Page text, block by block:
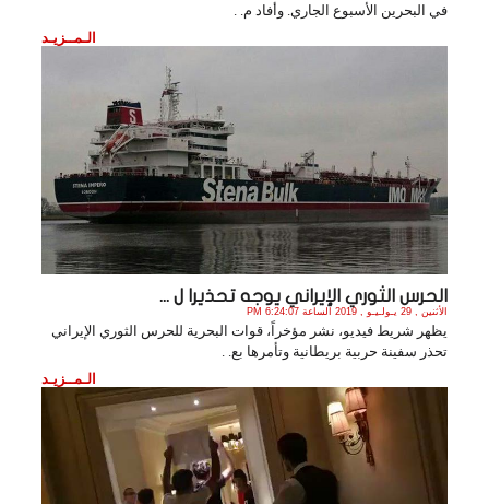
في البحرين الأسبوع الجاري. وأفاد م. .
الـمــزيـد
الحرس الثوري الإيراني يوجه تحذيرا ل ...
الأثنين , 29 يـولـيـو , 2019 الساعة 6:24:07 PM
يظهر شريط فيديو، نشر مؤخراً، قوات البحرية للحرس الثوري الإيراني
تحذر سفينة حربية بريطانية وتأمرها بع. .
الـمــزيـد